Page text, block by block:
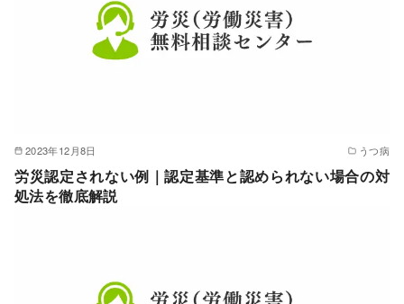
2023年12月8日 うつ病
労災認定されない例｜認定基準と認められない場合の対
処法を徹底解説